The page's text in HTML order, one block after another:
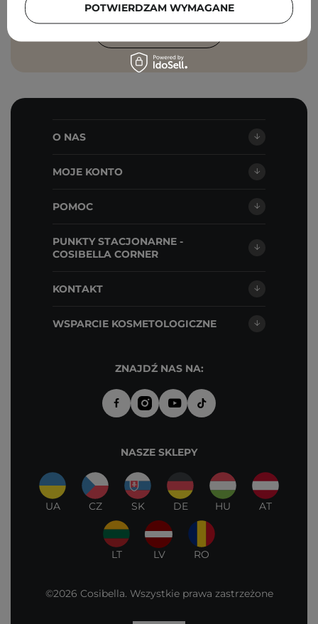
prywatności.
O NAS
MOJE KONTO
POMOC
PUNKTY STACJONARNE -
COSIBELLA CORNER
KONTAKT
WSPARCIE KOSMETOLOGICZNE
ZNAJDŹ NAS NA:
NASZE SKLEPY
UA CZ SK DE HU AT
LT LV RO
©2026 Cosibella. Wszystkie prawa zastrzeżone
POTWIERDZAM WYMAGANE